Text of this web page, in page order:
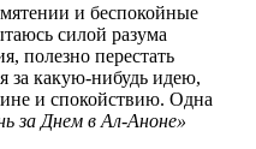
и беспокойные
силой разума
полезно перестать
за какую-нибудь идею,
и спокойствию. Одна
за Днем в Ал-Аноне»